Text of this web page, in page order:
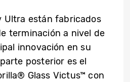
Ultra están fabricados
terminación a nivel de
innovación en su
posterior es el
Glass Victus™ con